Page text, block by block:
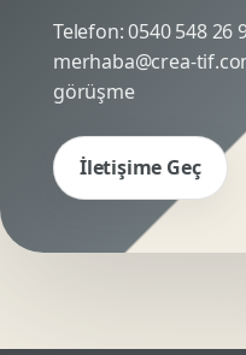
Telefon:0540 548 26
merhaba@crea-
görüşme
İletişime Geç